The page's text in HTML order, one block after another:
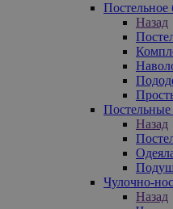
Постельное
Назад
Назад
Чулочно-
Назад